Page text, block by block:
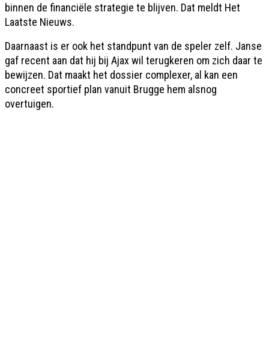
binnen de financiële strategie te blijven. Dat meldt Het
Laatste Nieuws.
Daarnaast is er ook het standpunt van de speler zelf. Janse
gaf recent aan dat hij bij Ajax wil terugkeren om zich daar te
bewijzen. Dat maakt het dossier complexer, al kan een
concreet sportief plan vanuit Brugge hem alsnog
overtuigen.